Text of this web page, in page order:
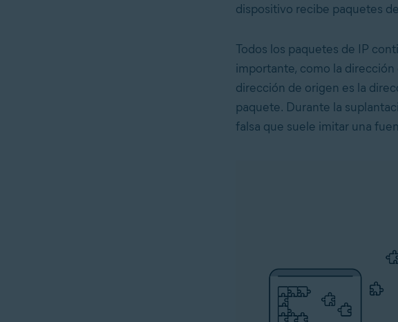
dispositivo recibe paquetes
Todos los paquetes de IP
importante, como la dirección
dirección de origen es la
paquete. Durante la
falsa que suele imitar una